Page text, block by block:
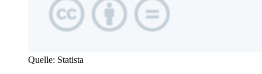
Quelle: Statista